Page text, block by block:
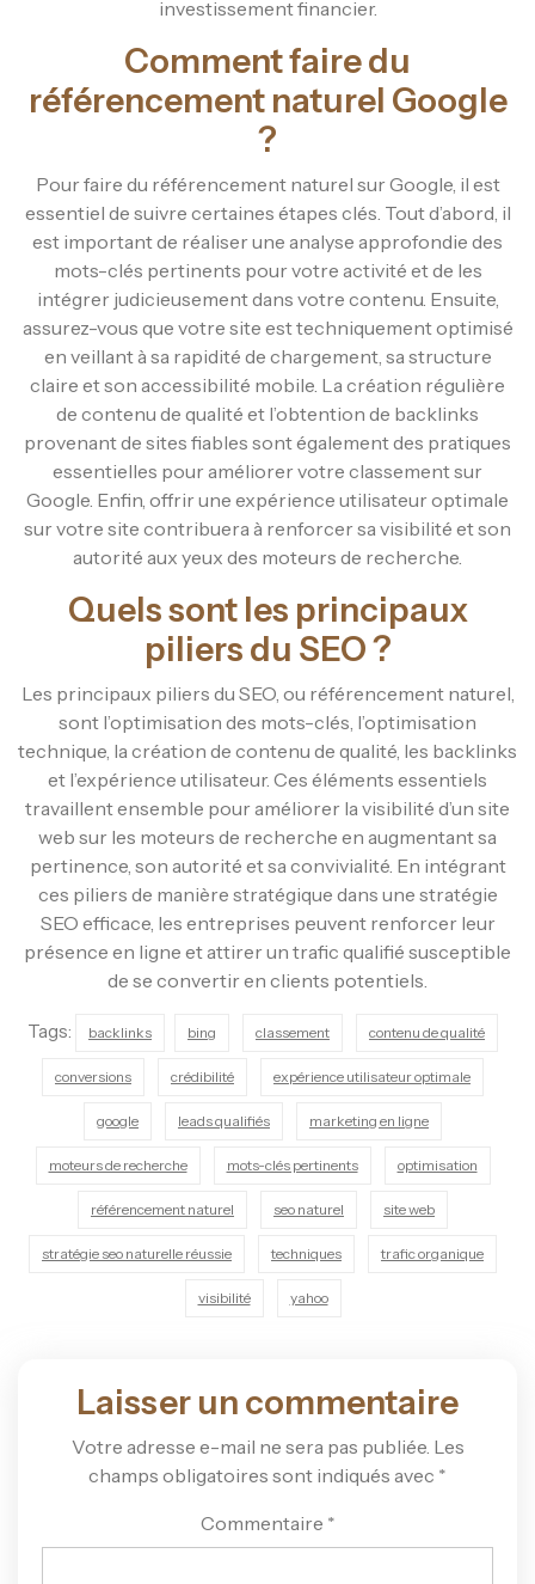
investissement financier.
Comment faire du
référencement naturel Google
?
Pour faire du référencement naturel sur Google, il est
essentiel de suivre certaines étapes clés. Tout d’abord, il
est important de réaliser une analyse approfondie des
mots-clés pertinents pour votre activité et de les
intégrer judicieusement dans votre contenu. Ensuite,
assurez-vous que votre site est techniquement optimisé
en veillant à sa rapidité de chargement, sa structure
claire et son accessibilité mobile. La création régulière
de contenu de qualité et l’obtention de backlinks
provenant de sites fiables sont également des pratiques
essentielles pour améliorer votre classement sur
Google. Enfin, offrir une expérience utilisateur optimale
sur votre site contribuera à renforcer sa visibilité et son
autorité aux yeux des moteurs de recherche.
Quels sont les principaux
piliers du SEO ?
Les principaux piliers du SEO, ou référencement naturel,
sont l’optimisation des mots-clés, l’optimisation
technique, la création de contenu de qualité, les backlinks
et l’expérience utilisateur. Ces éléments essentiels
travaillent ensemble pour améliorer la visibilité d’un site
web sur les moteurs de recherche en augmentant sa
pertinence, son autorité et sa convivialité. En intégrant
ces piliers de manière stratégique dans une stratégie
SEO efficace, les entreprises peuvent renforcer leur
présence en ligne et attirer un trafic qualifié susceptible
de se convertir en clients potentiels.
Tags: backlinks bing classement contenu de qualité
conversions crédibilité expérience utilisateur optimale
google leads qualifiés marketing en ligne
moteurs de recherche mots-clés pertinents optimisation
référencement naturel seo naturel site web
stratégie seo naturelle réussie techniques trafic organique
visibilité yahoo
Laisser un commentaire
Votre adresse e-mail ne sera pas publiée. Les
champs obligatoires sont indiqués avec *
Commentaire *